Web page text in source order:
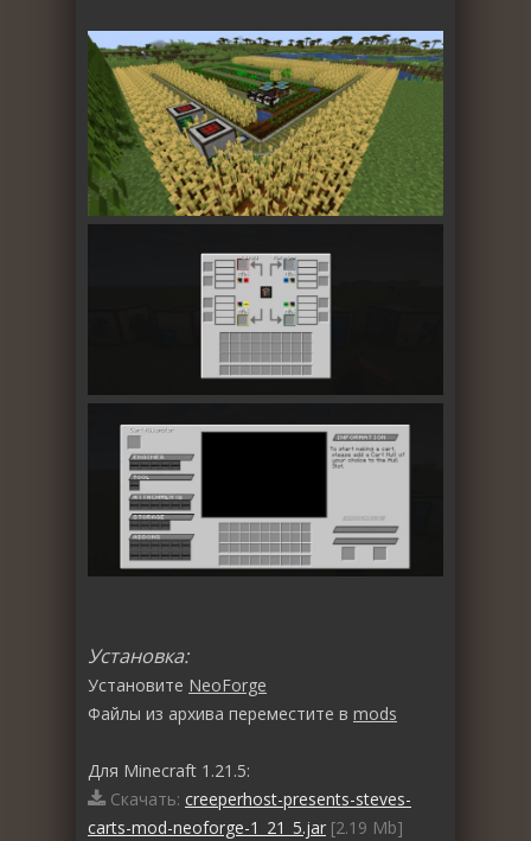
Установка:
Установите NeoForge
Файлы из архива переместите в mods
Для Minecraft 1.21.5:
Скачать: creeperhost-presents-steves-
carts-mod-neoforge-1_21_5.jar [2.19 Mb]